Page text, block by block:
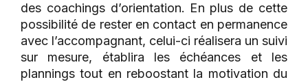
des coachings d’orientation. En plus de cette
possibilité de rester en contact en permanence
avec l’accompagnant, celui-ci réalisera un suivi
sur mesure, établira les échéances et les
plannings tout en reboostant la motivation du